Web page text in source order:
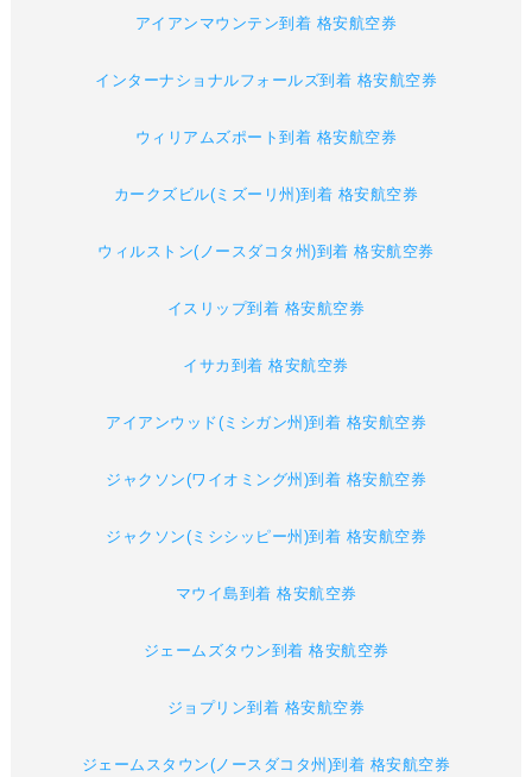
アイアンマウンテン到着 格安航空券
インターナショナルフォールズ到着 格安航空券
ウィリアムズポート到着 格安航空券
カークズビル(ミズーリ州)到着 格安航空券
ウィルストン(ノースダコタ州)到着 格安航空券
イスリップ到着 格安航空券
イサカ到着 格安航空券
アイアンウッド(ミシガン州)到着 格安航空券
ジャクソン(ワイオミング州)到着 格安航空券
ジャクソン(ミシシッピー州)到着 格安航空券
マウイ島到着 格安航空券
ジェームズタウン到着 格安航空券
ジョプリン到着 格安航空券
ジェームスタウン(ノースダコタ州)到着 格安航空券